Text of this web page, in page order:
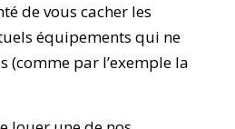
de vous cacher les
équipements qui ne
(comme par l’exemple la